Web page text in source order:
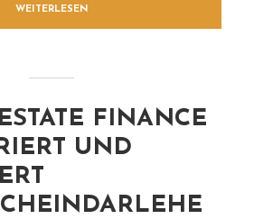
WEITERLESEN
FINANCE
UND